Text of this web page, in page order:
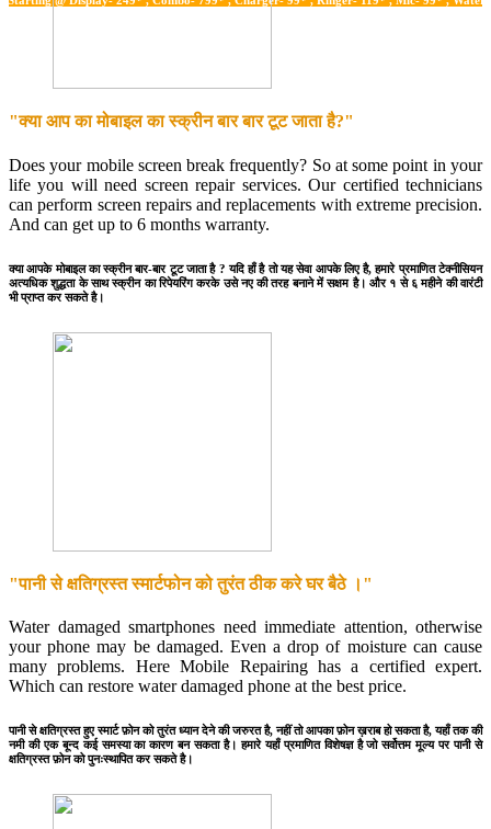
"क्या आप का मोबाइल का स्क्रीन बार बार टूट जाता है?"
Does your mobile screen break frequently? So at some point in your
life you will need screen repair services. Our certified technicians
can perform screen repairs and replacements with extreme precision.
And can get up to 6 months warranty.
क्या आपके मोबाइल का स्क्रीन बार-बार टूट जाता है ? यदि हाँ है तो यह सेवा आपके लिए है, हमारे प्रमाणित टेक्नीसियन
अत्यधिक शुद्धता के साथ स्क्रीन का रिपेयरिंग करके उसे नए की तरह बनाने में सक्षम है। और १ से ६ महीने की वारंटी
भी प्राप्त कर सकते है।
"पानी से क्षतिग्रस्त स्मार्टफोन को तुरंत ठीक करे घर बैठे ।"
Water damaged smartphones need immediate attention, otherwise
your phone may be damaged. Even a drop of moisture can cause
many problems. Here Mobile Repairing has a certified expert.
Which can restore water damaged phone at the best price.
पानी से क्षतिग्रस्त हुए स्मार्ट फ़ोन को तुरंत ध्यान देने की जरुरत है, नहीं तो आपका फ़ोन ख़राब हो सकता है, यहाँ तक की
नमी की एक बून्द कई समस्या का कारण बन सकता है। हमारे यहाँ प्रमाणित विशेषज्ञ है जो सर्वोत्तम मूल्य पर पानी से
क्षतिग्रस्त फ़ोन को पुनःस्थापित कर सकते है।